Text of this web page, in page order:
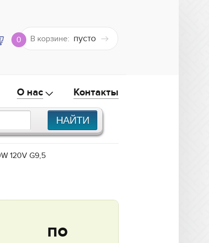
0 В корзине: пусто
О нас Контакты
120V G9,5
по